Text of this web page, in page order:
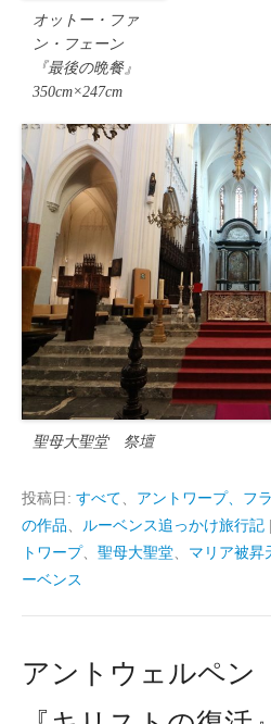
オットー・ファ
ン・フェーン
『最後の晩餐』
350cm×247cm
聖母大聖堂 祭壇
投稿日: すべて アントワープ、フ
の作品
ルーベンス追っかけ旅行記
トワープ、 聖母大聖堂 マリア被昇
ーベンス
アントウェルペ